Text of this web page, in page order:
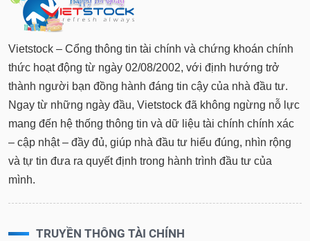
Vietstock – Cổng thông tin tài chính và chứng khoán chính
thức hoạt động từ ngày 02/08/2002, với định hướng trở
thành người bạn đồng hành đáng tin cậy của nhà đầu tư.
Ngay từ những ngày đầu, Vietstock đã không ngừng nỗ lực
mang đến hệ thống thông tin và dữ liệu tài chính chính xác
– cập nhật – đầy đủ, giúp nhà đầu tư hiểu đúng, nhìn rộng
và tự tin đưa ra quyết định trong hành trình đầu tư của
mình.
TRUYỀN THÔNG TÀI CHÍNH
Tất cả Cổ phiếu
đạo
(-)
Tất cả Người nội bộ Người liên quan Cổ đông lớn
Tin
tức
(-)
viết